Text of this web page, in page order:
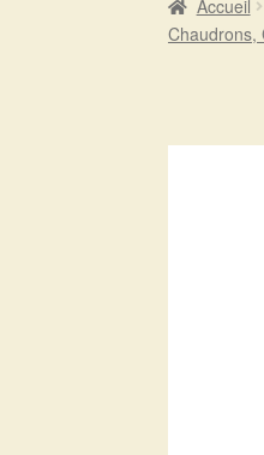
Accueil
Chaudrons,